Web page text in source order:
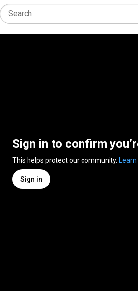
Sign in to confirm
This helps protect our community.
Sign in